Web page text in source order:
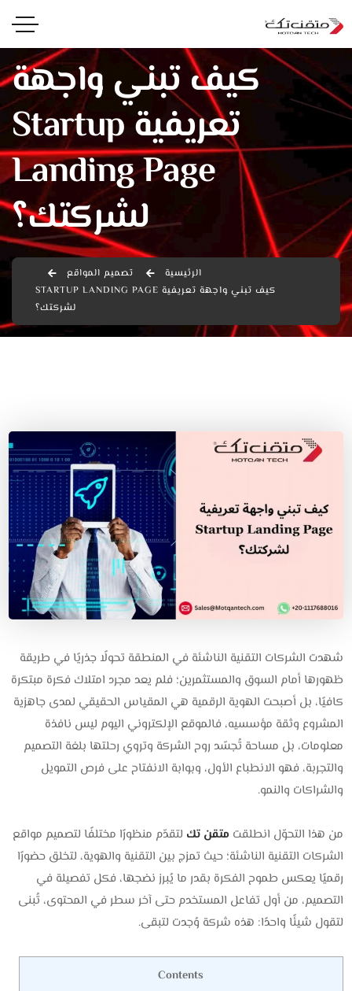
كيف تبني واجهة
تعريفية Startup
Landing Page
لشركتك؟
الرئيسية
تصميم المواقع
كيف تبني واجهة تعريفية STARTUP LANDING PAGE
لشركتك؟
شهدت الشركات التقنية الناشئة في المنطقة تحولًا جذريًا في طريقة
ظهورها أمام السوق والمستثمرين؛ فلم يعد مجرد امتلاك فكرة مبتكرة
كافيًا، بل أصبحت الهوية الرقمية هي المقياس الحقيقي لمدى جاهزية
المشروع وثقة مؤسسيه، فالموقع الإلكتروني اليوم ليس نافذة
معلومات، بل مساحة تُجسّد روح الشركة وتروي رحلتها بلغة التصميم
والتجربة، فهو الانطباع الأول، وبوابة الانفتاح على فرص التمويل
والشراكات والنمو.
من هذا التحوّل انطلقت متقن تك لتقدّم منظورًا مختلفًا لتصميم مواقع
الشركات التقنية الناشئة؛ حيث تمزج بين التقنية والهوية، لتخلق حضورًا
رقميًا يعكس طموح الفكرة بقدر ما يُبرز نضجها، فكل تفصيلة في
التصميم، من أول تفاعل المستخدم حتى آخر سطر في المحتوى، تُبنى
لتقول شيئًا واحدًا: هذه شركة وُجدت لتبقى.
Contents